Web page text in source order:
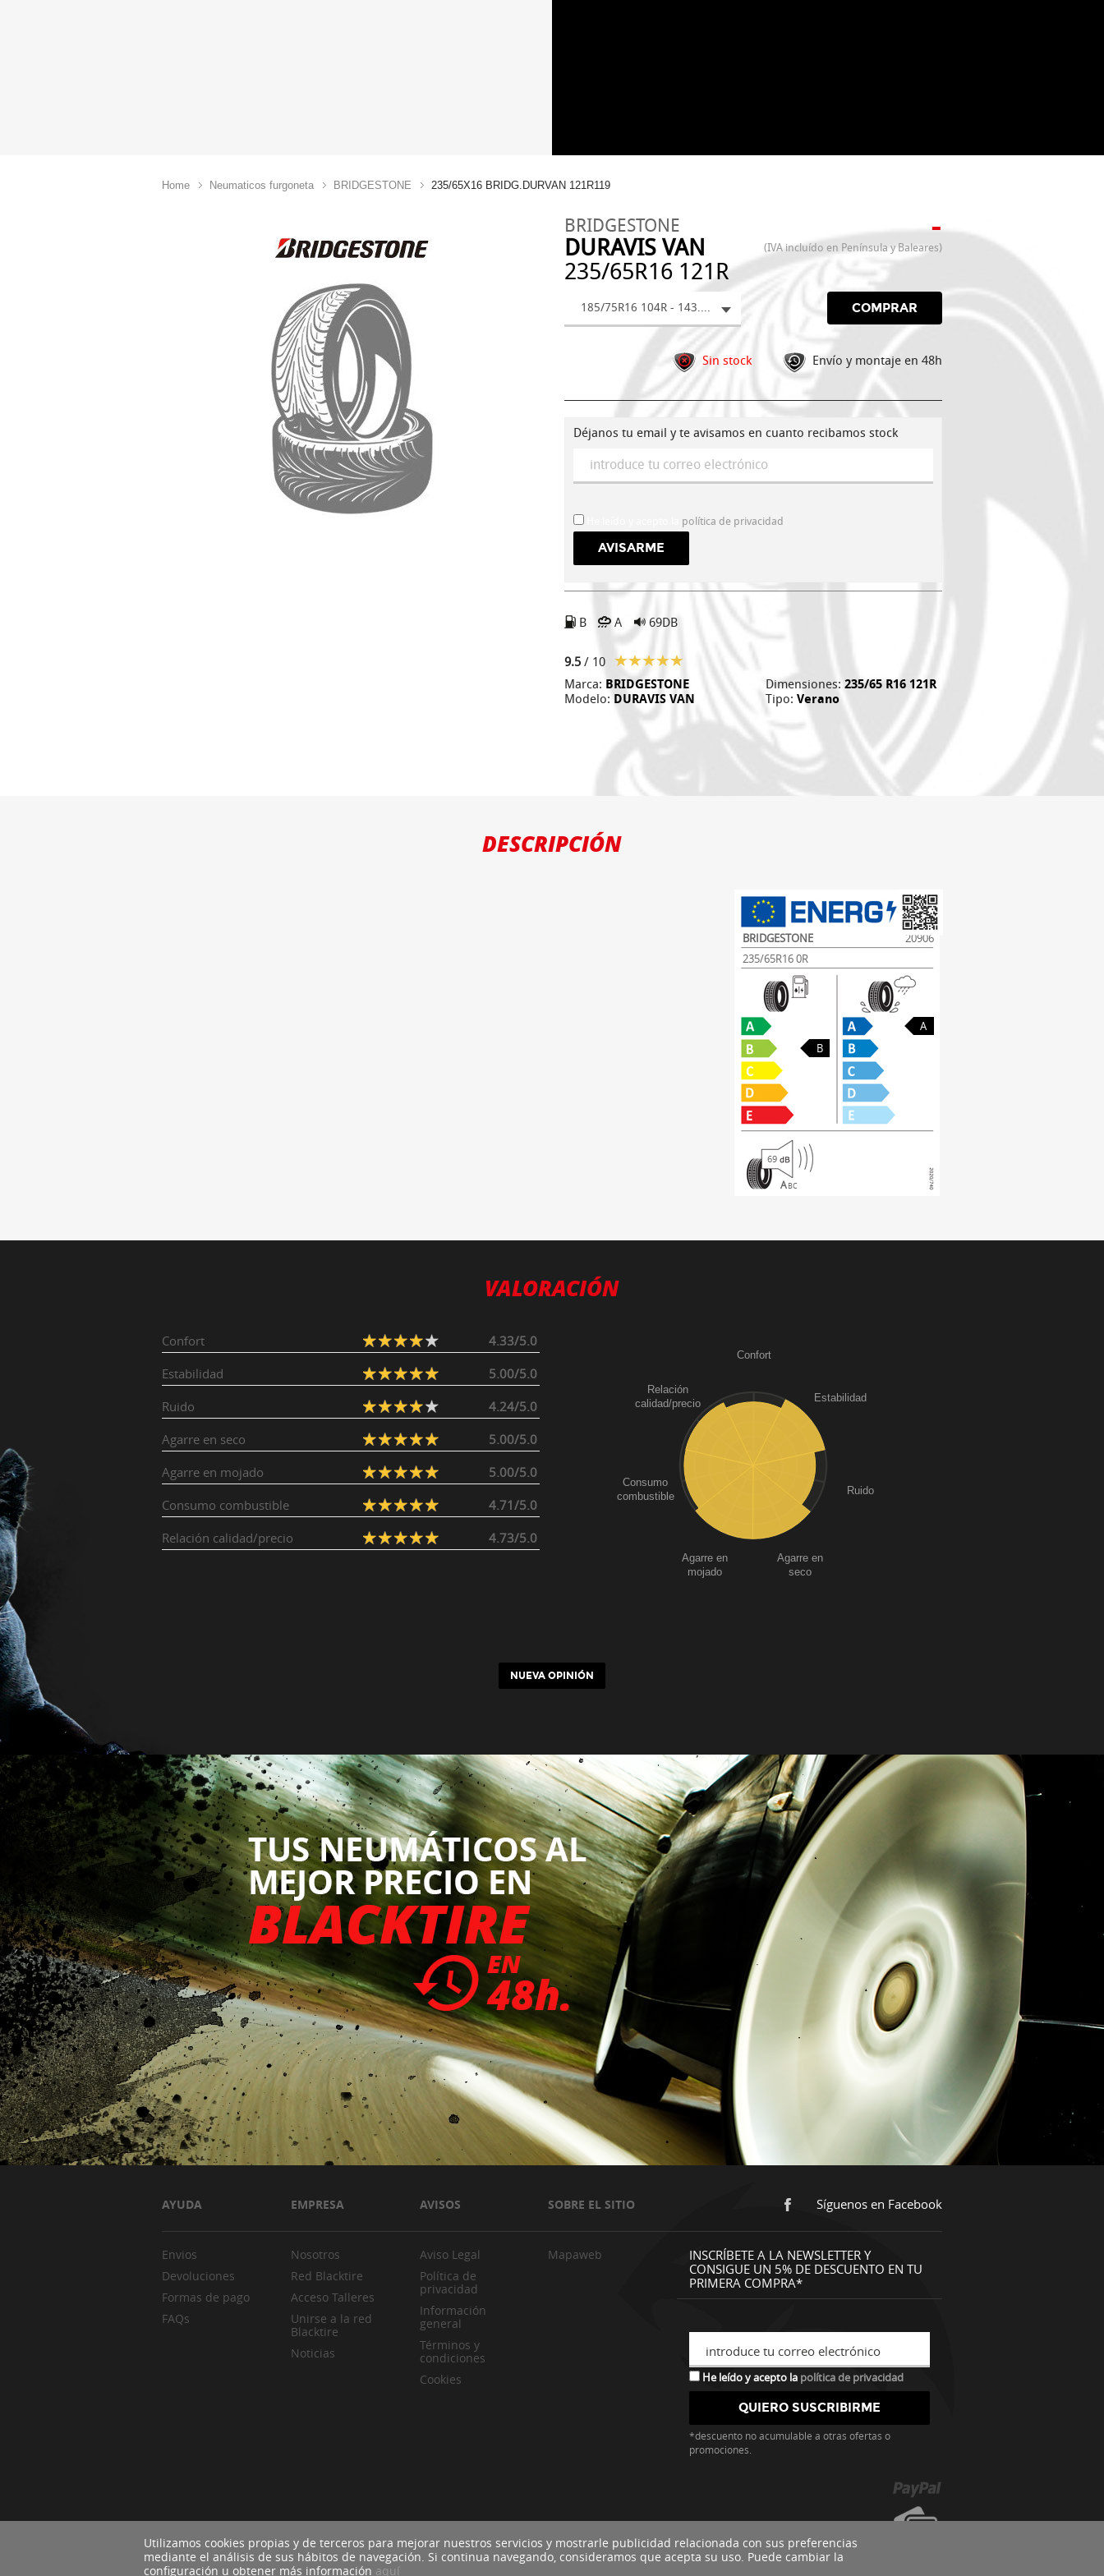
Home Neumaticos furgoneta BRIDGESTONE 235/65X16 BRIDG.DURVAN 121R119
BRIDGESTONE
DURAVIS VAN
235/65R16 121R
-
(IVA incluído en Península y Baleares)
185/75R16 104R - 143.83 € COMPRAR
Sin stock Envío y montaje en 48h
Déjanos tu email y te avisamos en cuanto recibamos stock
política de privacidad
B A 69DB
9.5 / 10
Marca: BRIDGESTONE
Modelo: DURAVIS VAN
Dimensiones: 235/65 R16 121R
Tipo: Verano
DESCRIPCIÓN
BRIDGESTONE
20906
235/65R16 0R
B
A
69
ABC
VALORACIÓN
Confort
4.33/5.0
Estabilidad
5.00/5.0
Ruido
4.24/5.0
Agarre en seco
5.00/5.0
Agarre en mojado
5.00/5.0
Consumo combustible
4.71/5.0
Relación calidad/precio
4.73/5.0
Confort
Estabilidad
Ruido
Agarre en
seco
Agarre en
mojado
Consumo
combustible
Relación
calidad/precio
NUEVA OPINIÓN
AYUDA EMPRESA AVISOS SOBRE EL SITIO Síguenos en Facebook
Envios
Devoluciones
Formas de pago
FAQs
Nosotros
Red Blacktire
Acceso Talleres
Unirse a la red
Blacktire
Noticias
Aviso Legal
Política de
privacidad
Información
general
Términos y
condiciones
Cookies
Mapaweb
INSCRÍBETE A LA NEWSLETTER Y
CONSIGUE UN 5% DE DESCUENTO EN TU
PRIMERA COMPRA*
introduce tu correo electrónico
He leído y acepto la política de privacidad
*descuento no acumulable a otras ofertas o
promociones.
Utilizamos cookies propias y de terceros para mejorar nuestros servicios y mostrarle publicidad relacionada con sus preferencias
mediante el análisis de sus hábitos de navegación. Si continua navegando, consideramos que acepta su uso. Puede cambiar la
configuración u obtener más información aquí